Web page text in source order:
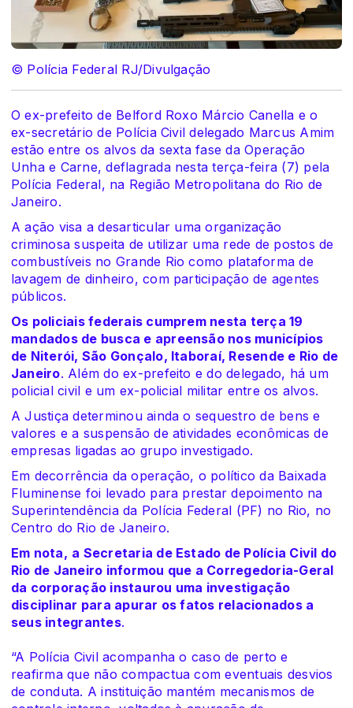
© Polícia Federal RJ/Divulgação
O ex-prefeito de Belford Roxo Márcio Canella e o
ex-secretário de Polícia Civil delegado Marcus Amim
estão entre os alvos da sexta fase da Operação
Unha e Carne, deflagrada nesta terça-feira (7) pela
Polícia Federal, na Região Metropolitana do Rio de
Janeiro.
A ação visa a desarticular uma organização
criminosa suspeita de utilizar uma rede de postos de
combustíveis no Grande Rio como plataforma de
lavagem de dinheiro, com participação de agentes
públicos.
Os policiais federais cumprem nesta terça 19
mandados de busca e apreensão nos municípios
de Niterói, São Gonçalo, Itaboraí, Resende e Rio de
Janeiro. Além do ex-prefeito e do delegado, há um
policial civil e um ex-policial militar entre os alvos.
A Justiça determinou ainda o sequestro de bens e
valores e a suspensão de atividades econômicas de
empresas ligadas ao grupo investigado.
Em decorrência da operação, o político da Baixada
Fluminense foi levado para prestar depoimento na
Superintendência da Polícia Federal (PF) no Rio, no
Centro do Rio de Janeiro.
Em nota, a Secretaria de Estado de Polícia Civil do
Rio de Janeiro informou que a Corregedoria-Geral
da corporação instaurou uma investigação
disciplinar para apurar os fatos relacionados a
seus integrantes.
“A Polícia Civil acompanha o caso de perto e
reafirma que não compactua com eventuais desvios
de conduta. A instituição mantém mecanismos de